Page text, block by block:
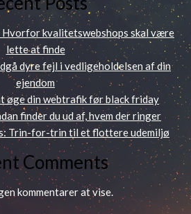
Hvorfor kvalitetswebshops skal være
lette at finde
dyre fejl i vedligeholdelsen af din
ejendom
øge din webtrafik før black friday
finder du ud af, hvem der ringer
Trin-for-trin til et flottere udemiljø
Comments
kommentarer at vise.